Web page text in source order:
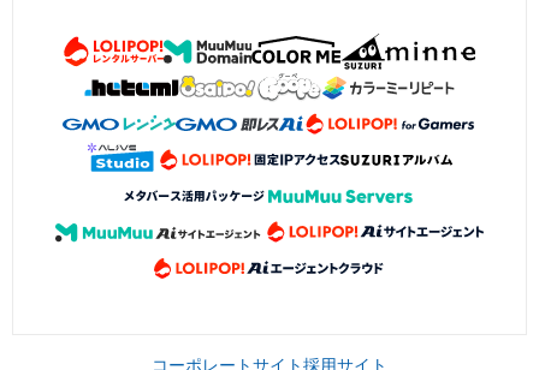
コーポレートサイト採用サイト